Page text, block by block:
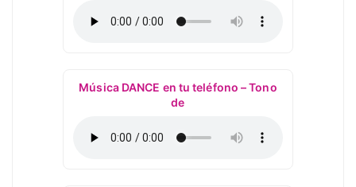
Música DANCE en tu teléfono – Tono
de